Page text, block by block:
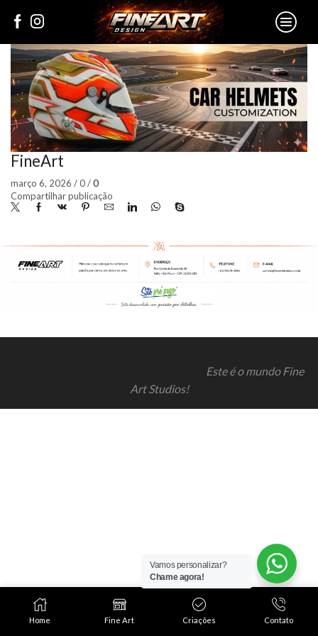
FineArt
março 6, 2026 /0/0
Compartilhar publicação
Este é o mundo Fine
Art Studios!
Home Fine Art Criações Contato
Vamos personalizar?
Chame agora!